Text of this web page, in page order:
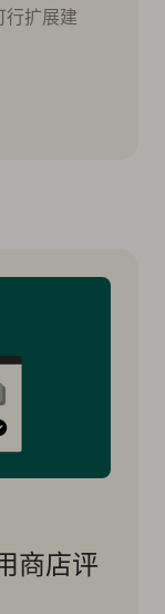
行扩展建
商店评